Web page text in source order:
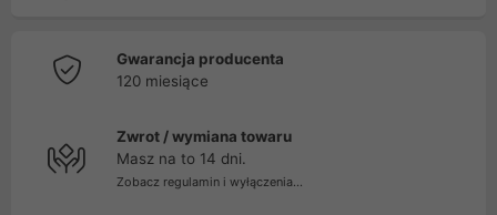
Gwarancja producenta
120 miesiące
Zwrot / wymiana towaru
Masz na to 14 dni.
Zobacz regulamin i wyłączenia...